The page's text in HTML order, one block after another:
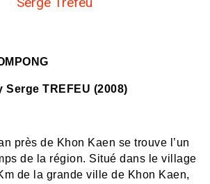
TREFEU (2008)
près de Khon Kaen se trouve l’un
de la région. Situé dans le village
de la grande ville de Khon Kaen,